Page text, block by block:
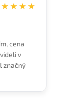
cena
v
značný